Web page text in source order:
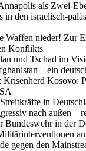
als Zwei-
in den israelisch-
Waffen nieder! Zur
Konflikts
und Tschad im
– ein
Krisenherd Kosovo:
in
nach außen –
Bundeswehr in der
gegen den